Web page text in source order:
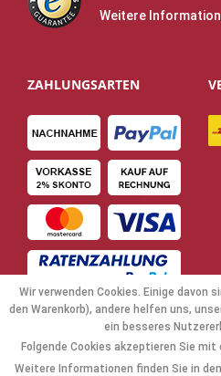
Weitere
ZAHLUNGSARTEN
NAVIGATION
Wir verwenden Cookies. Einige davon
den Warenkorb), andere helfen uns,
ein besseres
Folgende Cookies akzeptieren Sie
Weitere Informationen finden Sie in